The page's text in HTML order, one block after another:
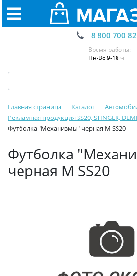
8 800 700
Время работы:
Пн-Вс 9-18 ч
Главная страница Каталог
Рекламная продукция SS20, STINGER,
Футболка "Механизмы" черная M SS20
Футболка
черная M SS20